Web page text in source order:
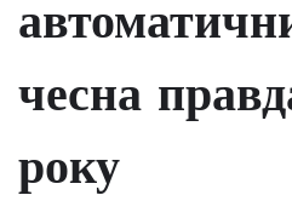
чесна
року